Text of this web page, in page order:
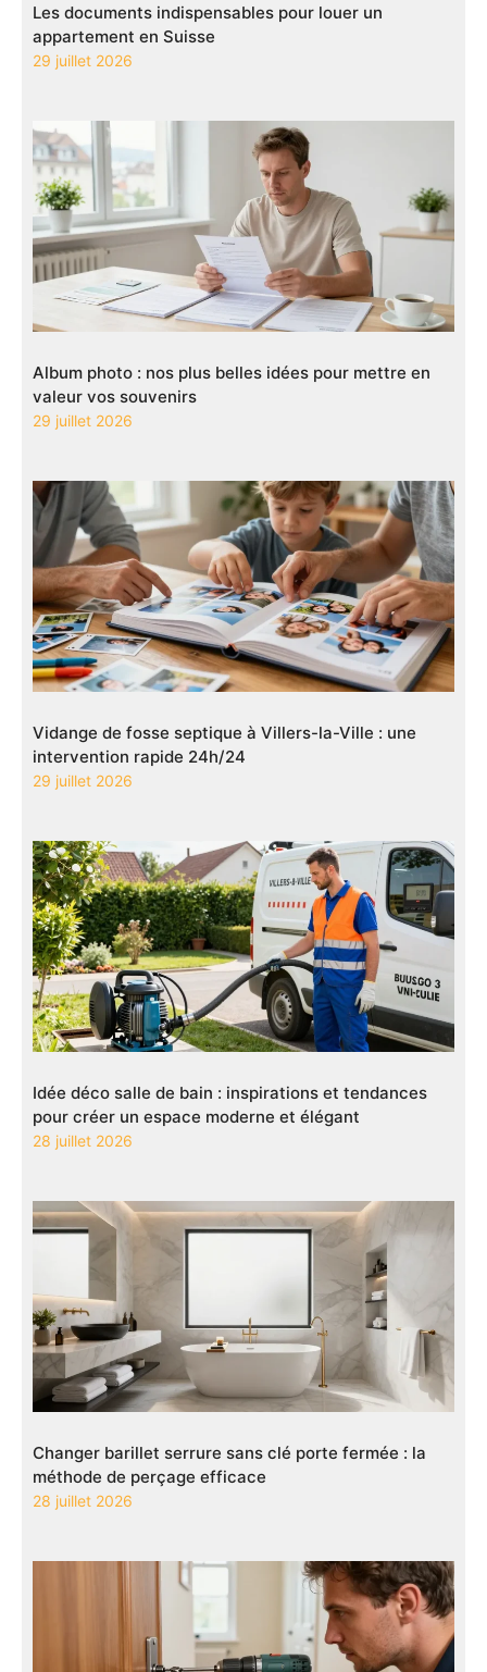
Les documents indispensables pour louer un
appartement en Suisse
29 juillet 2026
Album photo : nos plus belles idées pour mettre en
valeur vos souvenirs
29 juillet 2026
Vidange de fosse septique à Villers-la-Ville : une
intervention rapide 24h/24
29 juillet 2026
Idée déco salle de bain : inspirations et tendances
pour créer un espace moderne et élégant
28 juillet 2026
Changer barillet serrure sans clé porte fermée : la
méthode de perçage efficace
28 juillet 2026